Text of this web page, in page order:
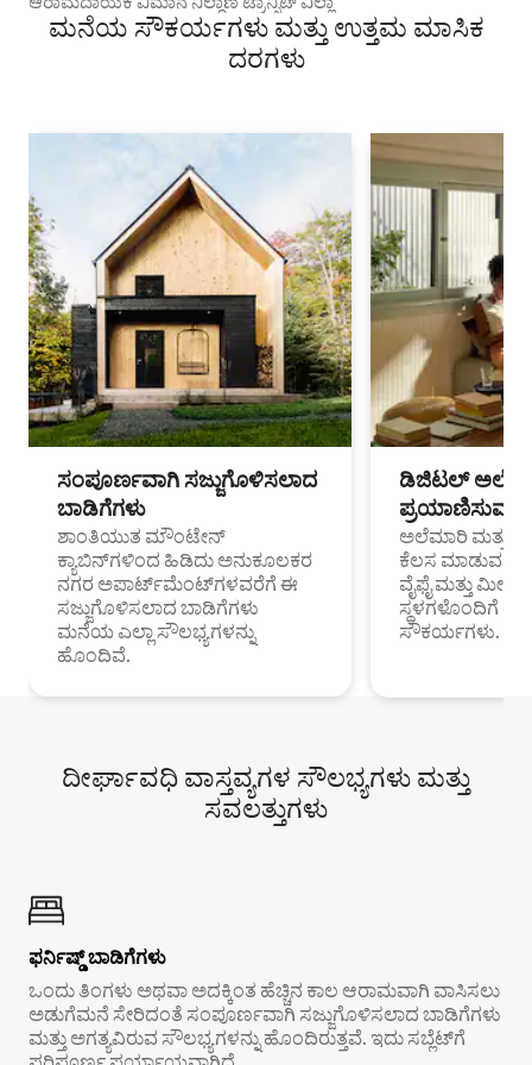
ಮನೆಯ ಸೌಕರ್ಯಗಳು ಮತ್ತು ಉತ್ತಮ ಮಾಸಿಕ
ದರಗಳು
ಸಂಪೂರ್ಣವಾಗಿ ಸಜ್ಜುಗೊಳಿಸಲಾದ
ಬಾಡಿಗೆಗಳು
ಶಾಂತಿಯುತ ಮೌಂಟೇನ್
ಕ್ಯಾಬಿನ್‌ಗಳಿಂದ ಹಿಡಿದು ಅನುಕೂಲಕರ
ನಗರ ಅಪಾರ್ಟ್‌ಮೆಂಟ್‌ಗಳವರೆಗೆ ಈ
ಸಜ್ಜುಗೊಳಿಸಲಾದ ಬಾಡಿಗೆಗಳು
ಮನೆಯ ಎಲ್ಲಾ ಸೌಲಭ್ಯಗಳನ್ನು
ಹೊಂದಿವೆ.
ಡಿಜಿಟಲ್
ಪ್ರಯಾಣಿಸುವ
ಅಲೆಮಾರಿ ಮತ್ತು
ಕೆಲಸ ಮಾಡುವ
ವೈಫೈ ಮತ್ತು
ಸ್ಥಳಗಳೊಂದಿಗೆ
ಸೌಕರ್ಯಗಳು.
ದೀರ್ಘಾವಧಿ ವಾಸ್ತವ್ಯಗಳ ಸೌಲಭ್ಯಗಳು ಮತ್ತು
ಸವಲತ್ತುಗಳು
ಫರ್ನಿಷ್ಡ್ ಬಾಡಿಗೆಗಳು
ಒಂದು ತಿಂಗಳು ಅಥವಾ ಅದಕ್ಕಿಂತ ಹೆಚ್ಚಿನ ಕಾಲ ಆರಾಮವಾಗಿ ವಾಸಿಸಲು
ಅಡುಗೆಮನೆ ಸೇರಿದಂತೆ ಸಂಪೂರ್ಣವಾಗಿ ಸಜ್ಜುಗೊಳಿಸಲಾದ ಬಾಡಿಗೆಗಳು
ಮತ್ತು ಅಗತ್ಯವಿರುವ ಸೌಲಭ್ಯಗಳನ್ನು ಹೊಂದಿರುತ್ತವೆ. ಇದು ಸಬ್ಲೆಟ್‌ಗೆ